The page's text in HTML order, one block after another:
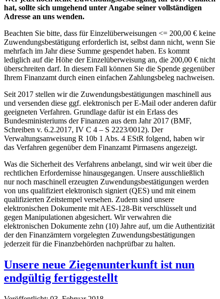
hat, sollte sich umgehend unter Angabe seiner vollständigen
Adresse an uns wenden.
Beachten Sie bitte, dass für Einzelüberweisungen <= 200,00 € keine
Zuwendungsbestätigung erforderlich ist, selbst dann nicht, wenn Sie
mehrfach im Jahr diese Summe gespendet haben. Es kommt
lediglich auf die Höhe der Einzelüberweisung an, die 200,00 € nicht
überschreiten darf. In diesem Fall können Sie die Spende gegenüber
Ihrem Finanzamt durch einen einfachen Zahlungsbeleg nachweisen.
Seit 2017 stellen wir die Zuwendungsbestätigungen maschinell aus
und versenden diese ggf. elektronisch per E-Mail oder anderen dafür
geeigneten Verfahren. Grundlage dafür ist ein Erlass des
Bundesministeriums der Finanzen aus dem Jahr 2017 (BMF,
Schreiben v. 6.2.2017, IV C 4 – S 2223/0012). Der
Verwaltungsanweisung R 10b 1 Abs. 4 EStR folgend, haben wir
das Verfahren gegenüber dem Finanzamt Pirmasens angezeigt.
Was die Sicherheit des Verfahrens anbelangt, sind wir weit über die
rechtlichen Erfordernisse hinausgegangen. Unsere ausschließlich
nur noch maschinell erzeugten Zuwendungsbestätigungen werden
von uns qualifiziert elektronisch signiert (QES) und mit einem
qualifizierten Zeitstempel versehen. Zudem sind unsere
elektronischen Dokumente mit AES-128-Bit verschlüsselt und
gegen Manipulationen abgesichert. Wir verwahren die
elektronischen Dokumente zehn (10) Jahre auf, um die Authentizität
der den Finanzämtern vorgelegten Zuwendungsbestätigungen
jederzeit für die Finanzbehörden nachprüfbar zu halten.
Unsere neue Ziegenunterkunft ist nun
endgültig fertiggestellt